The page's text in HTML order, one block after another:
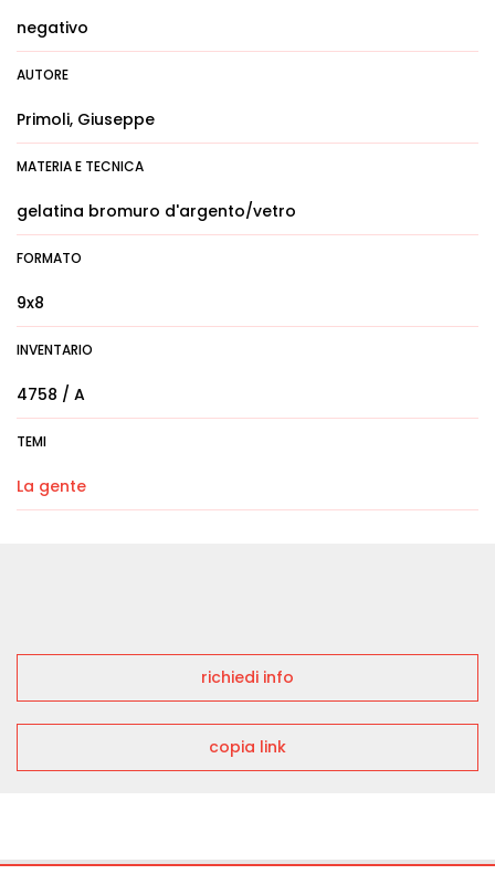
negativo
AUTORE
Primoli, Giuseppe
MATERIA E TECNICA
gelatina bromuro d'argento/vetro
FORMATO
9x8
INVENTARIO
4758 / A
TEMI
La gente
richiedi info
copia link